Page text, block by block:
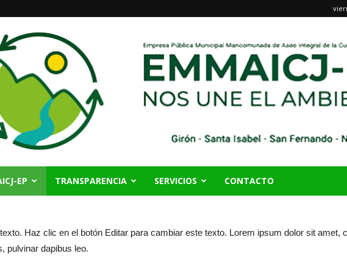
EP TRANSPARENCIA SERVICIOS CONTACTO
Haz clic en el botón Editar para cambiar este texto. Lorem ipsum dolor sit amet,
pulvinar dapibus leo.